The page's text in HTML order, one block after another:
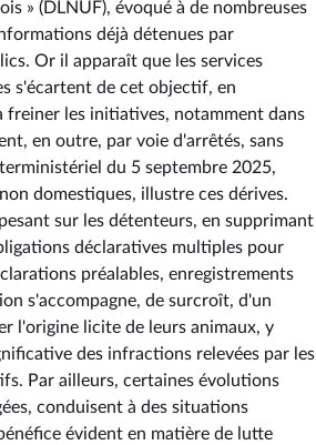
» (DLNUF), évoqué à de nombreuses
déjà détenues par
Or il apparaît que les services
s'écartent de cet objectif, en
freiner les initiatives, notamment dans
en outre, par voie d'arrêtés, sans
du 5 septembre 2025,
domestiques, illustre ces dérives.
sur les détenteurs, en supprimant
déclaratives multiples pour
préalables, enregistrements
s'accompagne, de surcroît, d'un
l'origine licite de leurs animaux, y
des infractions relevées par les
Par ailleurs, certaines évolutions
conduisent à des situations
évident en matière de lutte